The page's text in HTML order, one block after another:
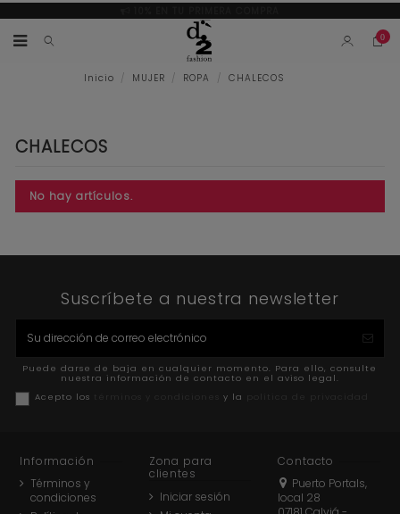
0
Inicio MUJER ROPA CHALECOS
CHALECOS
No hay artículos.
Suscríbete a nuestra newsletter
Puede darse de baja en cualquier momento. Para ello, consulte
nuestra información de contacto en el aviso legal.
Acepto los
y la
Información
Términos y
condiciones
Zona para
clientes
Iniciar sesión
Contacto
Puerto Portals,
local 28